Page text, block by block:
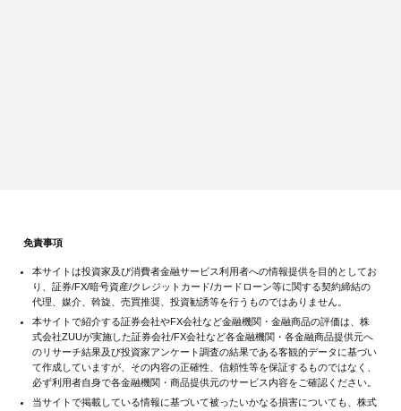
免責事項
本サイトは投資家及び消費者金融サービス利用者への情報提供を目的としてお
り、証券/FX/暗号資産/クレジットカード/カードローン等に関する契約締結の
代理、媒介、斡旋、売買推奨、投資勧誘等を行うものではありません。
本サイトで紹介する証券会社やFX会社など金融機関・金融商品の評価は、株
式会社ZUUが実施した証券会社/FX会社など各金融機関・各金融商品提供元へ
のリサーチ結果及び投資家アンケート調査の結果である客観的データに基づい
て作成していますが、その内容の正確性、信頼性等を保証するものではなく、
必ず利用者自身で各金融機関・商品提供元のサービス内容をご確認ください。
当サイトで掲載している情報に基づいて被ったいかなる損害についても、株式